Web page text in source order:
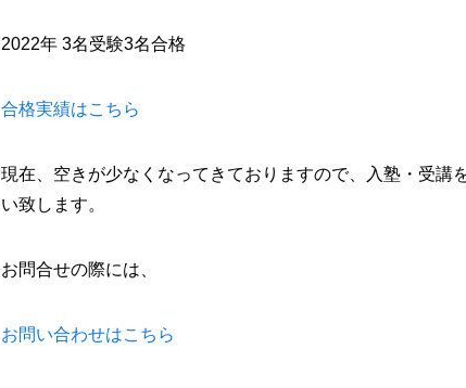
2022年 3名受験3名合格
合格実績はこちら
現在、空きが少なくなってきておりますので、入塾・受
い致します。
お問合せの際には、
お問い合わせはこちら